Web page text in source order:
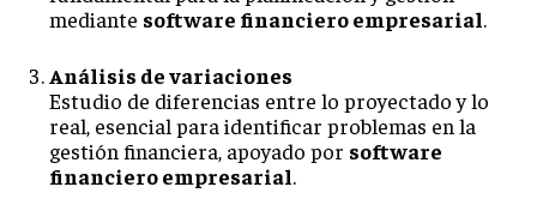
mediante software financiero empresarial.
Análisis de variaciones
Estudio de diferencias entre lo proyectado y lo
real, esencial para identificar problemas en la
gestión financiera, apoyado por software
financiero empresarial.